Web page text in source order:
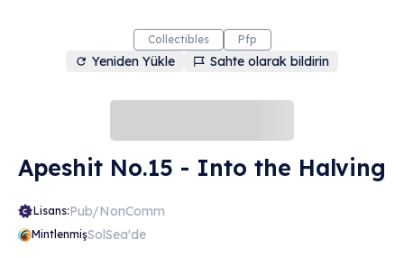
Collectibles Pfp
Yeniden Yükle Sahte olarak bildirin
Apeshit No.15 - Into the Halving
Lisans:Pub/NonComm
MintlenmişSolSea'de